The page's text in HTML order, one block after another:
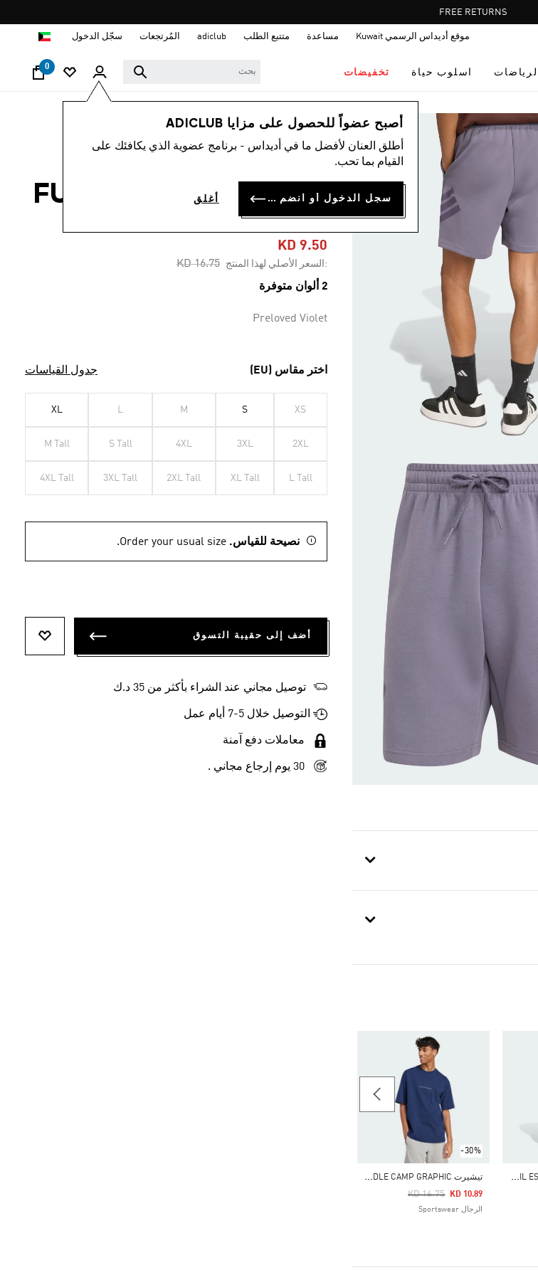
Pause
promotion
FREE RETURNS
موقع أديداس الرسمي Kuwait مساعدة متتبع الطلب adiclub المُرتجعات سجّل الدخول
الرياضات اسلوب حياة تخفيضات
0
أصبح عضواً للحصول على مزايا ADICLUB
أطلق العنان لأفضل ما في أديداس - برنامج عضوية الذي يكافئك على
القيام بما تحب.
سجل الدخول أو انضم الآن أغلق
ش
ورت TREFOIL ESSENTIALS MESH
-30%
ت
يشيرت CODES DOODLE CAMP GRAPHIC
Price Reduced From
KD 16.75
To KD 10.89
الرجال Sportswear
الرجال ملابس
شورت FUTURE ICONS
3-STRIPES
KD 9.50
:السعر الأصلي لهذا المنتج Price reduced from
KD 16.75
to
2 ألوان متوفرة
Preloved Violet
اختر مقاس (EU) جدول القياسات
XS
S
M
L
XL
2XL
3XL
4XL
S Tall
M Tall
L Tall
XL Tall
2XL Tall
3XL Tall
4XL Tall
نصيحة للقياس.Order your usual size.
أضف إلى حقيبة التسوق
توصيل مجاني عند الشراء بأكثر من 35 د.ك
التوصيل خلال 5-7 أيام عمل
معاملات دفع آمنة
30 يوم إرجاع مجاني .